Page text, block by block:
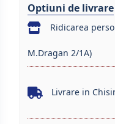
Optiuni de livrare
Ridicarea
M.Dragan 2/1A)
Livrare in